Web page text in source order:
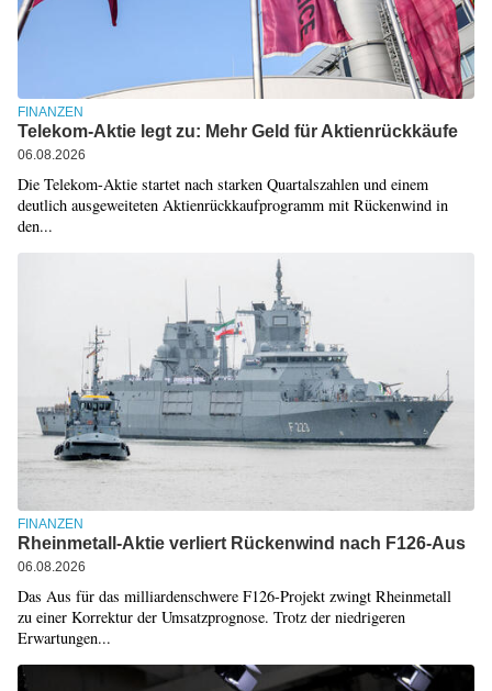
FINANZEN
Telekom-Aktie legt zu: Mehr Geld für Aktienrückkäufe
06.08.2026
Die Telekom-Aktie startet nach starken Quartalszahlen und einem
deutlich ausgeweiteten Aktienrückkaufprogramm mit Rückenwind in
den...
FINANZEN
Rheinmetall-Aktie verliert Rückenwind nach F126-Aus
06.08.2026
Das Aus für das milliardenschwere F126-Projekt zwingt Rheinmetall
zu einer Korrektur der Umsatzprognose. Trotz der niedrigeren
Erwartungen...